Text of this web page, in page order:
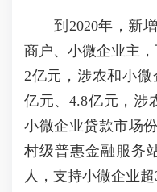
到2020年，新增
商户、小微企业主，
2亿元，涉农和小微
亿元、4.8亿元，涉
小微企业贷款市场
村级普惠金融服务
人，支持小微企业